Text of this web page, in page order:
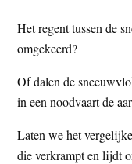
i
t
e
z
e
s
i
e
Het regent tussen de
omgekeerd?
Of dalen de
in een noodvaart de
Laten we het
die verkrampt en lijdt